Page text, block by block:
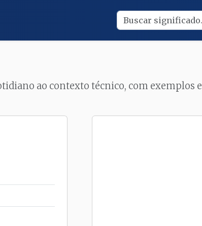
ao contexto técnico, com exemplos e